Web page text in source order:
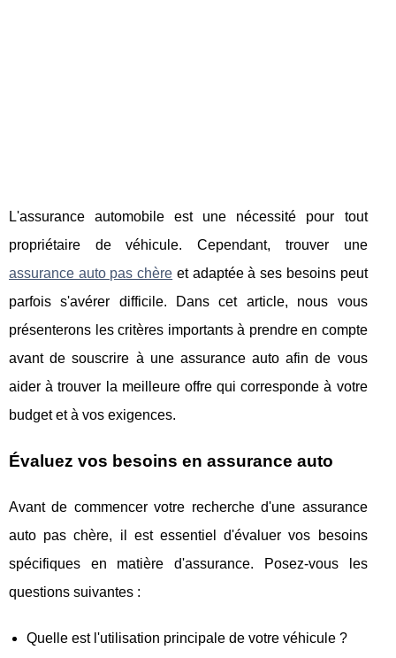
L'assurance automobile est une nécessité pour tout
propriétaire de véhicule. Cependant, trouver une
assurance auto pas chère et adaptée à ses besoins peut
parfois s'avérer difficile. Dans cet article, nous vous
présenterons les critères importants à prendre en compte
avant de souscrire à une assurance auto afin de vous
aider à trouver la meilleure offre qui corresponde à votre
budget et à vos exigences.
Évaluez vos besoins en assurance auto
Avant de commencer votre recherche d'une assurance
auto pas chère, il est essentiel d'évaluer vos besoins
spécifiques en matière d'assurance. Posez-vous les
questions suivantes :
Quelle est l'utilisation principale de votre véhicule ?